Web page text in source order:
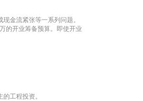
金流紧张等一系列问题。
的开业筹备预算。即使开业
工程投资。